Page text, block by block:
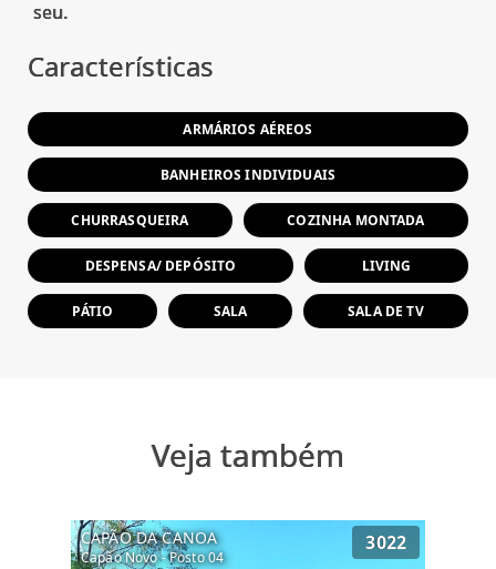
Características
ARMÁRIOS AÉREOS
BANHEIROS INDIVIDUAIS
CHURRASQUEIRA COZINHA MONTADA
DESPENSA/ DEPÓSITO LIVING
PÁTIO SALA SALA DE TV
Veja também
CAPÃO DA CANOA
Capão Novo - Posto 04
3022